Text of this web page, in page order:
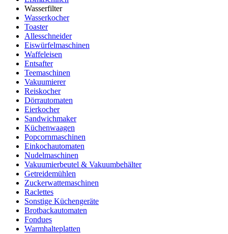
Wasserfilter
Wasserkocher
Toaster
Allesschneider
Eiswürfelmaschinen
Waffeleisen
Entsafter
Teemaschinen
Vakuumierer
Reiskocher
Dörrautomaten
Eierkocher
Sandwichmaker
Küchenwaagen
Popcornmaschinen
Einkochautomaten
Nudelmaschinen
Vakuumierbeutel & Vakuumbehälter
Getreidemühlen
Zuckerwattemaschinen
Raclettes
Sonstige Küchengeräte
Brotbackautomaten
Fondues
Warmhalteplatten